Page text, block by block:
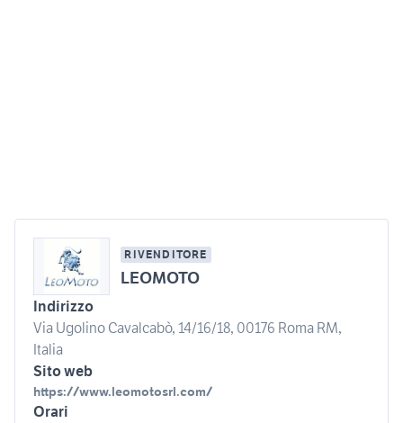
RIVENDITORE
LEOMOTO
Indirizzo
Via Ugolino Cavalcabò, 14/16/18, 00176 Roma RM,
Italia
Sito web
https://www.leomotosrl.com/
Orari